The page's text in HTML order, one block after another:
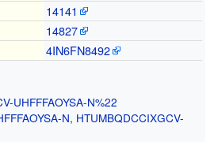
14141
14827
4IN6FN8492
UHFFFAOYSA-N%22
N, HTUMBQDCCIXGCV-